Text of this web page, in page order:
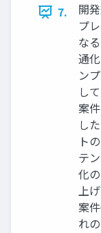
7.
開
プ
な
通
ン
し
案
し
ト
テ
化
上
案
れ